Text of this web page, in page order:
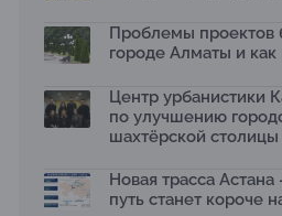
2026 принимает заявки до 31
13.07.2026
темой новой выставки в
13.07.2026
Қазақстан»: воспитанники
отходам
08.07.2026
Проблемы проектов
городе Алматы и
Центр урбанистики
по улучшению
шахтёрской столицы
Новая трасса
путь станет короче